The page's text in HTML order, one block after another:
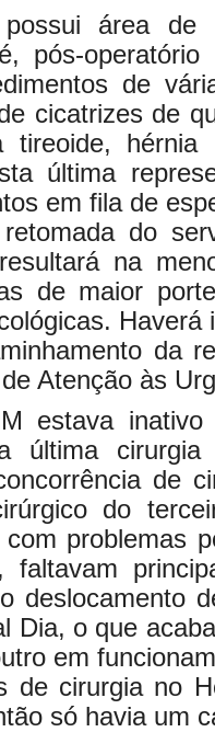
área de
pós-
de
cicatrizes de
tireoide,
última
em fila de
do
na
de maior
da
Atenção às
estava
última
de
do
problemas
deslocamento
Dia, o que
em
de cirurgia no
só havia um